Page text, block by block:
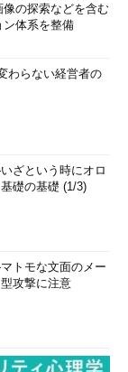
像の探索などを含む
ン体系を整備
わらない経営者の
ざという時にオロ
礎の基礎 (1/3)
トモな文面のメー
攻撃に注意